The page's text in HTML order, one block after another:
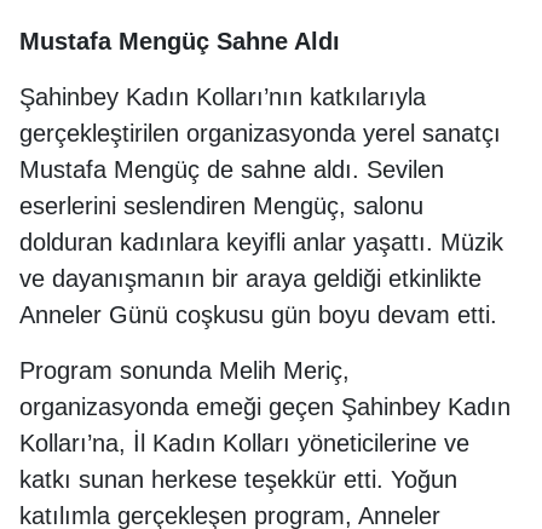
Mustafa Mengüç Sahne Aldı
Şahinbey Kadın Kolları’nın katkılarıyla
gerçekleştirilen organizasyonda yerel sanatçı
Mustafa Mengüç de sahne aldı. Sevilen
eserlerini seslendiren Mengüç, salonu
dolduran kadınlara keyifli anlar yaşattı. Müzik
ve dayanışmanın bir araya geldiği etkinlikte
Anneler Günü coşkusu gün boyu devam etti.
Program sonunda Melih Meriç,
organizasyonda emeği geçen Şahinbey Kadın
Kolları’na, İl Kadın Kolları yöneticilerine ve
katkı sunan herkese teşekkür etti. Yoğun
katılımla gerçekleşen program, Anneler